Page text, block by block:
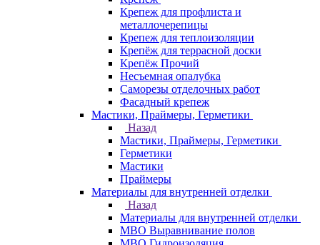
Крепеж для профлиста и
металлочерепицы
Крепеж для теплоизоляции
Крепёж для террасной доски
Крепёж Прочий
Несъемная опалубка
Саморезы отделочных работ
Фасадный крепеж
Мастики, Праймеры, Герметики
Назад
Мастики, Праймеры, Герметики
Герметики
Мастики
Праймеры
Материалы для внутренней отделки
Назад
Материалы для внутренней отделки
МВО Выравнивание полов